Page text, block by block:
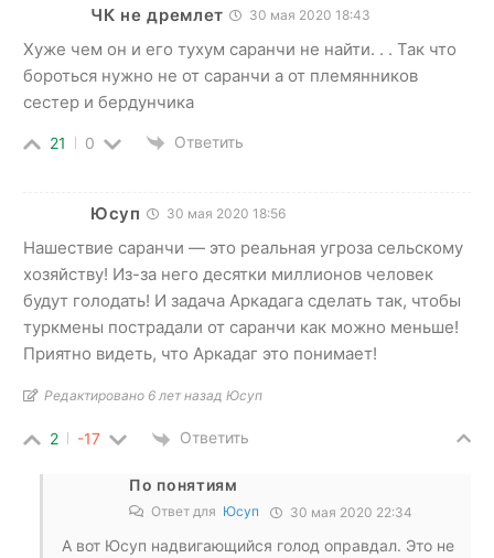
ЧК не дремлет 30 мая 2020 18:43
Хуже чем он и его тухум саранчи не найти. . . Так что
бороться нужно не от саранчи а от племянников
сестер и бердунчика
21 0 Ответить
Юсуп 30 мая 2020 18:56
Нашествие саранчи — это реальная угроза сельскому
хозяйству! Из-за него десятки миллионов человек
будут голодать! И задача Аркадага сделать так, чтобы
туркмены пострадали от саранчи как можно меньше!
Приятно видеть, что Аркадаг это понимает!
Редактировано 6 лет назад Юсуп
2 -17 Ответить
По понятиям
Ответ для Юсуп 30 мая 2020 22:34
А вот Юсуп надвигающийся голод оправдал. Это не